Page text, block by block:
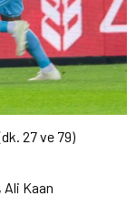
27 ve 79)
Ali Kaan